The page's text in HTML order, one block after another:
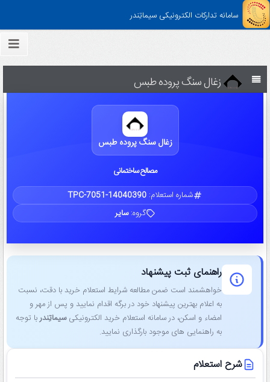
سامانه تدارکات الکترونیکی سیماتِندر
زغال سنگ پروده طبس
زغال سنگ پروده طبس
مصالح ساختمانی
شماره استعلام: TPC-7051-14040390
گروه:سایر
راهنمای ثبت پیشنهاد
خواهشمند است ضمن مطالعه شرایط استعلام خرید با دقت، نسبت
به اعلام بهترین پیشنهاد خود در برگه اقدام نمایید و پس از مهر و
امضاء و اسکن، در سامانه استعلام خرید الکترونیکیسیماتِندربا توجه
به راهنمایی ‌های موجود بارگذاری نمایید.
شرح استعلام